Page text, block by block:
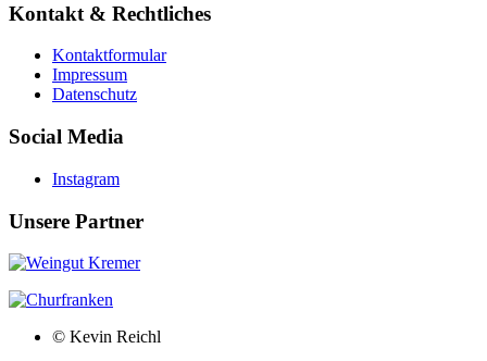
Kontakt & Rechtliches
Kontaktformular
Impressum
Datenschutz
Social Media
Instagram
Unsere Partner
© Kevin Reichl